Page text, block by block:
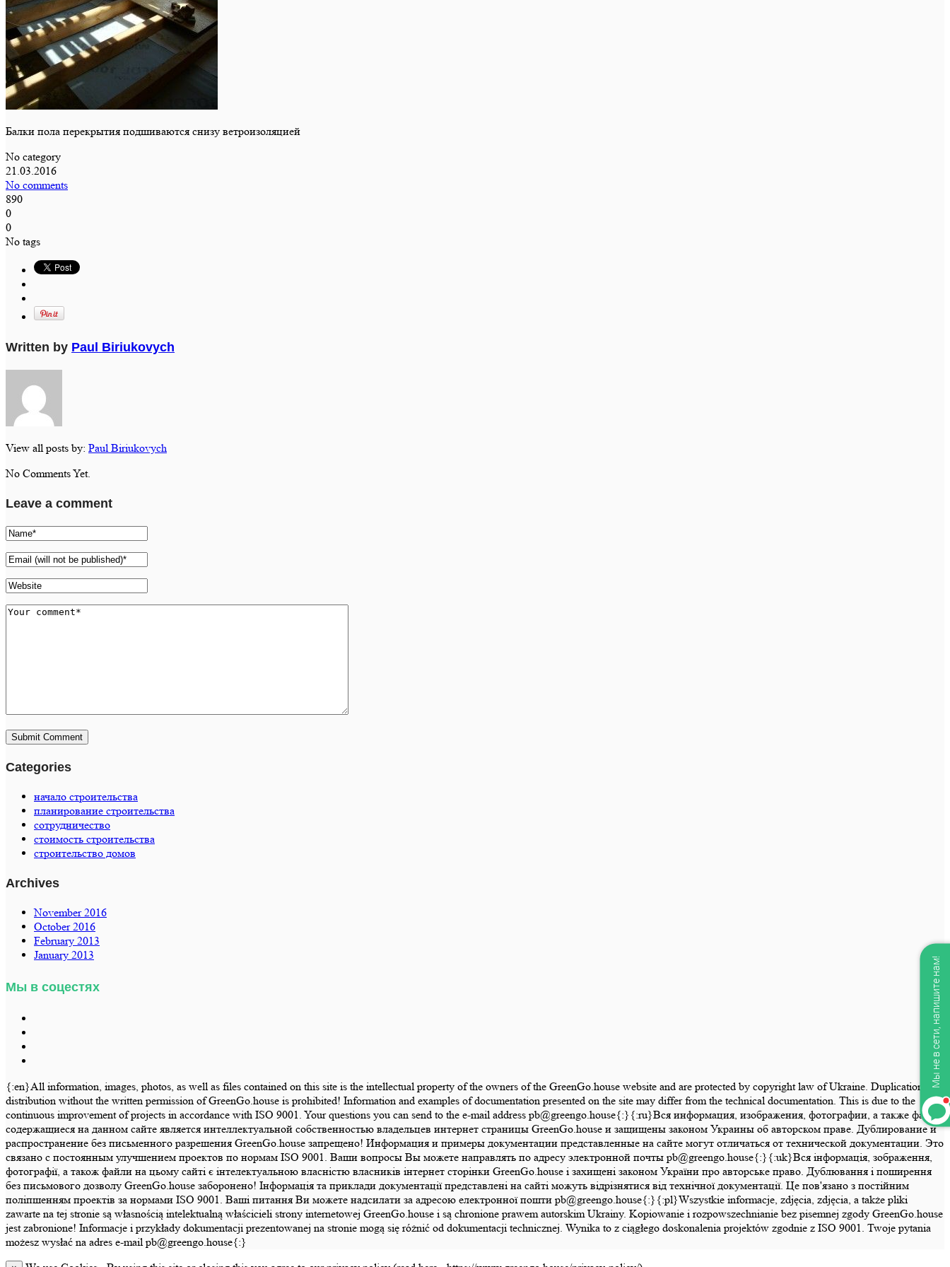
Балки пола перекрытия подшиваются снизу ветроизоляцией
No category
21.03.2016
No comments
890
0
0
No tags
Written by Paul Biriukovych
View all posts by: Paul Biriukovych
No Comments Yet.
Leave a comment
Categories
начало строительства
планирование строительства
сотрудничество
стоимость строительства
строительство домов
Archives
November 2016
October 2016
February 2013
January 2013
Мы в соцестях
{:en}All information, images, photos, as well as files contained on this site is the intellectual property of the owners of the GreenGo.house website and are protected by copyright law of Ukraine. Duplication and
distribution without the written permission of GreenGo.house is prohibited! Information and examples of documentation presented on the site may differ from the technical documentation. This is due to the
continuous improvement of projects in accordance with ISO 9001. Your questions you can send to the e-mail address pb@greengo.house{:}{:ru}Вся информация, изображения, фотографии, а также файлы
содержащиеся на данном сайте является интеллектуальной собственностью владельцев интернет страницы GreenGo.house и защищены законом Украины об авторском праве. Дублирование и
распространение без письменного разрешения GreenGo.house запрещено! Информация и примеры документации представленные на сайте могут отличаться от технической документации. Это
связано с постоянным улучшением проектов по нормам ISO 9001. Ваши вопросы Вы можете направлять по адресу электронной почты pb@greengo.house{:}{:uk}Вся інформація, зображення,
фотографії, а також файли на цьому сайті є інтелектуальною власністю власників інтернет сторінки GreenGo.house і захищені законом України про авторське право. Дублювання і поширення
без письмового дозволу GreenGo.house заборонено! Інформація та приклади документації представлені на сайті можуть відрізнятися від технічної документації. Це пов'язано з постійним
поліпшенням проектів за нормами ISO 9001. Ваші питання Ви можете надсилати за адресою електронної пошти pb@greengo.house{:}{:pl}Wszystkie informacje, zdjęcia, zdjęcia, a także pliki
zawarte na tej stronie są własnością intelektualną właścicieli strony internetowej GreenGo.house i są chronione prawem autorskim Ukrainy. Kopiowanie i rozpowszechnianie bez pisemnej zgody GreenGo.house
jest zabronione! Informacje i przykłady dokumentacji prezentowanej na stronie mogą się różnić od dokumentacji technicznej. Wynika to z ciągłego doskonalenia projektów zgodnie z ISO 9001. Twoje pytania
możesz wysłać na adres e-mail pb@greengo.house{:}
Мы не в сети, напишите нам!